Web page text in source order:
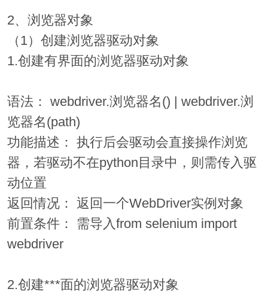
2、浏览器对象
（1）创建浏览器驱动对象
1.创建有界面的浏览器驱动对象
语法： webdriver.浏览器名() | webdriver.浏
览器名(path)
功能描述： 执行后会驱动会直接操作浏览
器，若驱动不在python目录中，则需传入驱
动位置
返回情况： 返回一个WebDriver实例对象
前置条件： 需导入from selenium import
webdriver
2.创建***面的浏览器驱动对象